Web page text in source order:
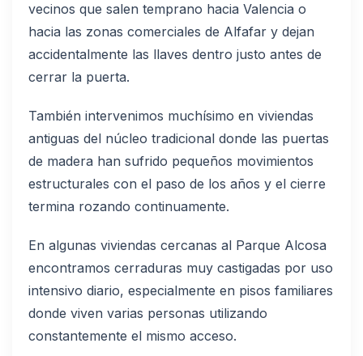
vecinos que salen temprano hacia Valencia o
hacia las zonas comerciales de Alfafar y dejan
accidentalmente las llaves dentro justo antes de
cerrar la puerta.
También intervenimos muchísimo en viviendas
antiguas del núcleo tradicional donde las puertas
de madera han sufrido pequeños movimientos
estructurales con el paso de los años y el cierre
termina rozando continuamente.
En algunas viviendas cercanas al Parque Alcosa
encontramos cerraduras muy castigadas por uso
intensivo diario, especialmente en pisos familiares
donde viven varias personas utilizando
constantemente el mismo acceso.